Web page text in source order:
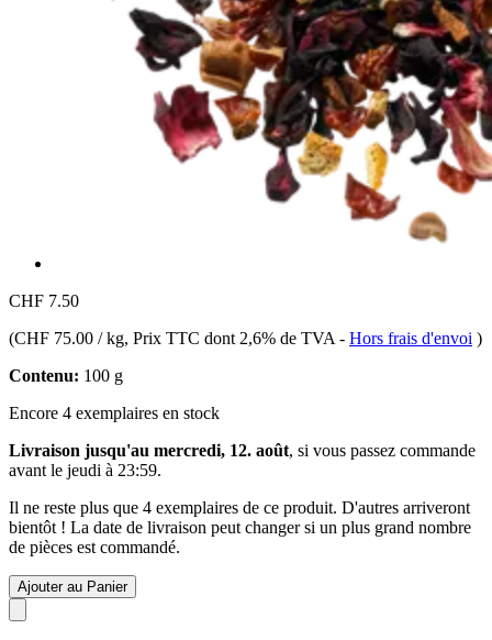
CHF 7.50
(CHF 75.00 / kg, Prix TTC dont 2,6% de TVA - Hors frais d'envoi )
Contenu: 100 g
Encore 4 exemplaires en stock
Livraison jusqu'au mercredi, 12. août, si vous passez commande
avant le jeudi à 23:59.
Il ne reste plus que 4 exemplaires de ce produit. D'autres arriveront
bientôt ! La date de livraison peut changer si un plus grand nombre
de pièces est commandé.
Ajouter au Panier